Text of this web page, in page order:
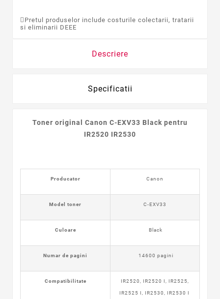
Pretul produselor include costurile colectarii, tratarii
si eliminarii DEEE
Descriere
Specificatii
Toner original Canon C-EXV33 Black pentru
IR2520 IR2530
Producator Canon
Model toner C-EXV33
Culoare Black
Numar de pagini 14600 pagini
Compatibilitate IR2520, IR2520 I, IR2525,
IR2525 I, IR2530, IR2530 I